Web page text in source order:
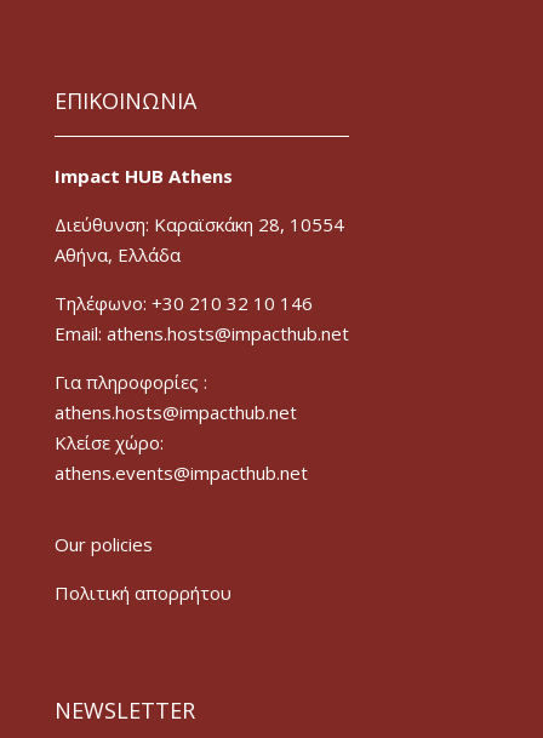
ΕΠΙΚΟΙΝΩΝΙΑ
Impact HUB Athens
Διεύθυνση: Καραϊσκάκη 28, 10554
Αθήνα, Ελλάδα
Τηλέφωνο: +30 210 32 10 146
Email: athens.hosts@impacthub.net
Για πληροφορίες :
athens.hosts@impacthub.net
Κλείσε χώρο:
athens.events@impacthub.net
Our policies
Πολιτική απορρήτου
NEWSLETTER